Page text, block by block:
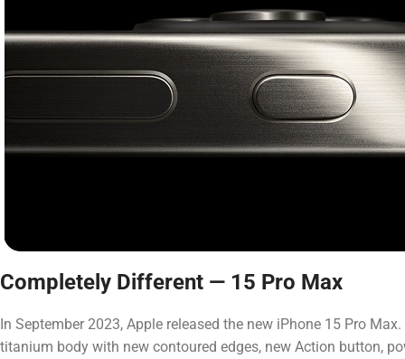
Completely Different — 15 Pro Max
In September 2023, Apple released the new iPhone 15 Pro
titanium body with new contoured edges, new Action button,